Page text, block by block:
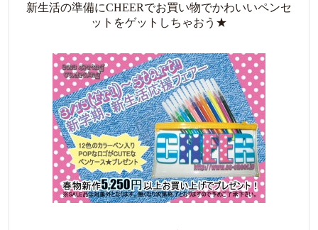
新生活の準備にCHEERでお買い物でかわいいペンセ
ットをゲットしちゃおう★